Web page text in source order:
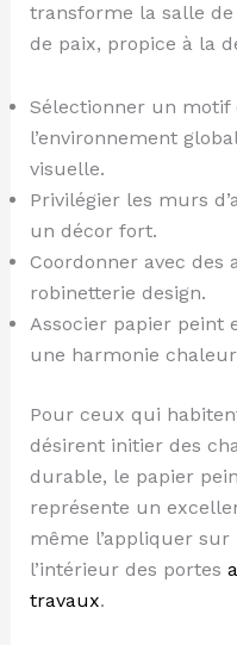
transforme la salle
de paix, propice à la
Sélectionner un motif
l’environnement
visuelle.
Privilégier les murs
un décor fort.
Coordonner avec des
robinetterie design.
Associer papier peint
une harmonie
Pour ceux qui
désirent initier des
durable, le papier
représente un
même l’appliquer
l’intérieur des portes
travaux.